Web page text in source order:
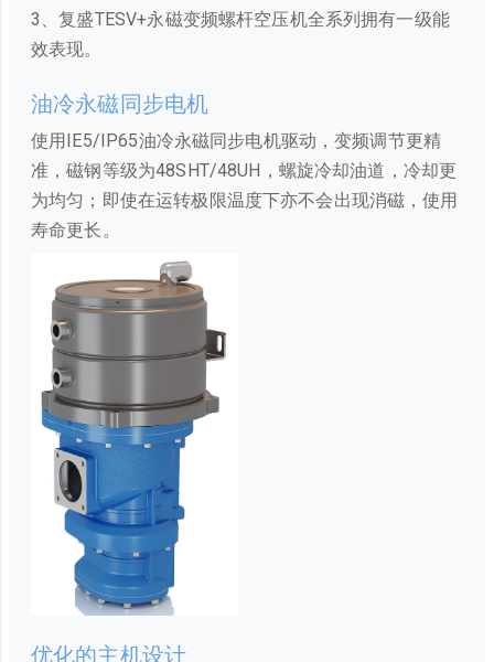
3、复盛TESV+永磁变频螺杆空压机全系列拥有一级能
效表现。
油冷永磁同步电机
使用IE5/IP65油冷永磁同步电机驱动，变频调节更精
准，磁钢等级为48SHT/48UH，螺旋冷却油道，冷却更
为均匀；即使在运转极限温度下亦不会出现消磁，使用
寿命更长。
优化的主机设计